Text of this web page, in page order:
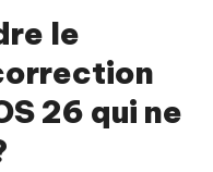
le
26 qui ne